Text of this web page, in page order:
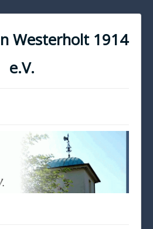
Westerholt 1914
e.V.